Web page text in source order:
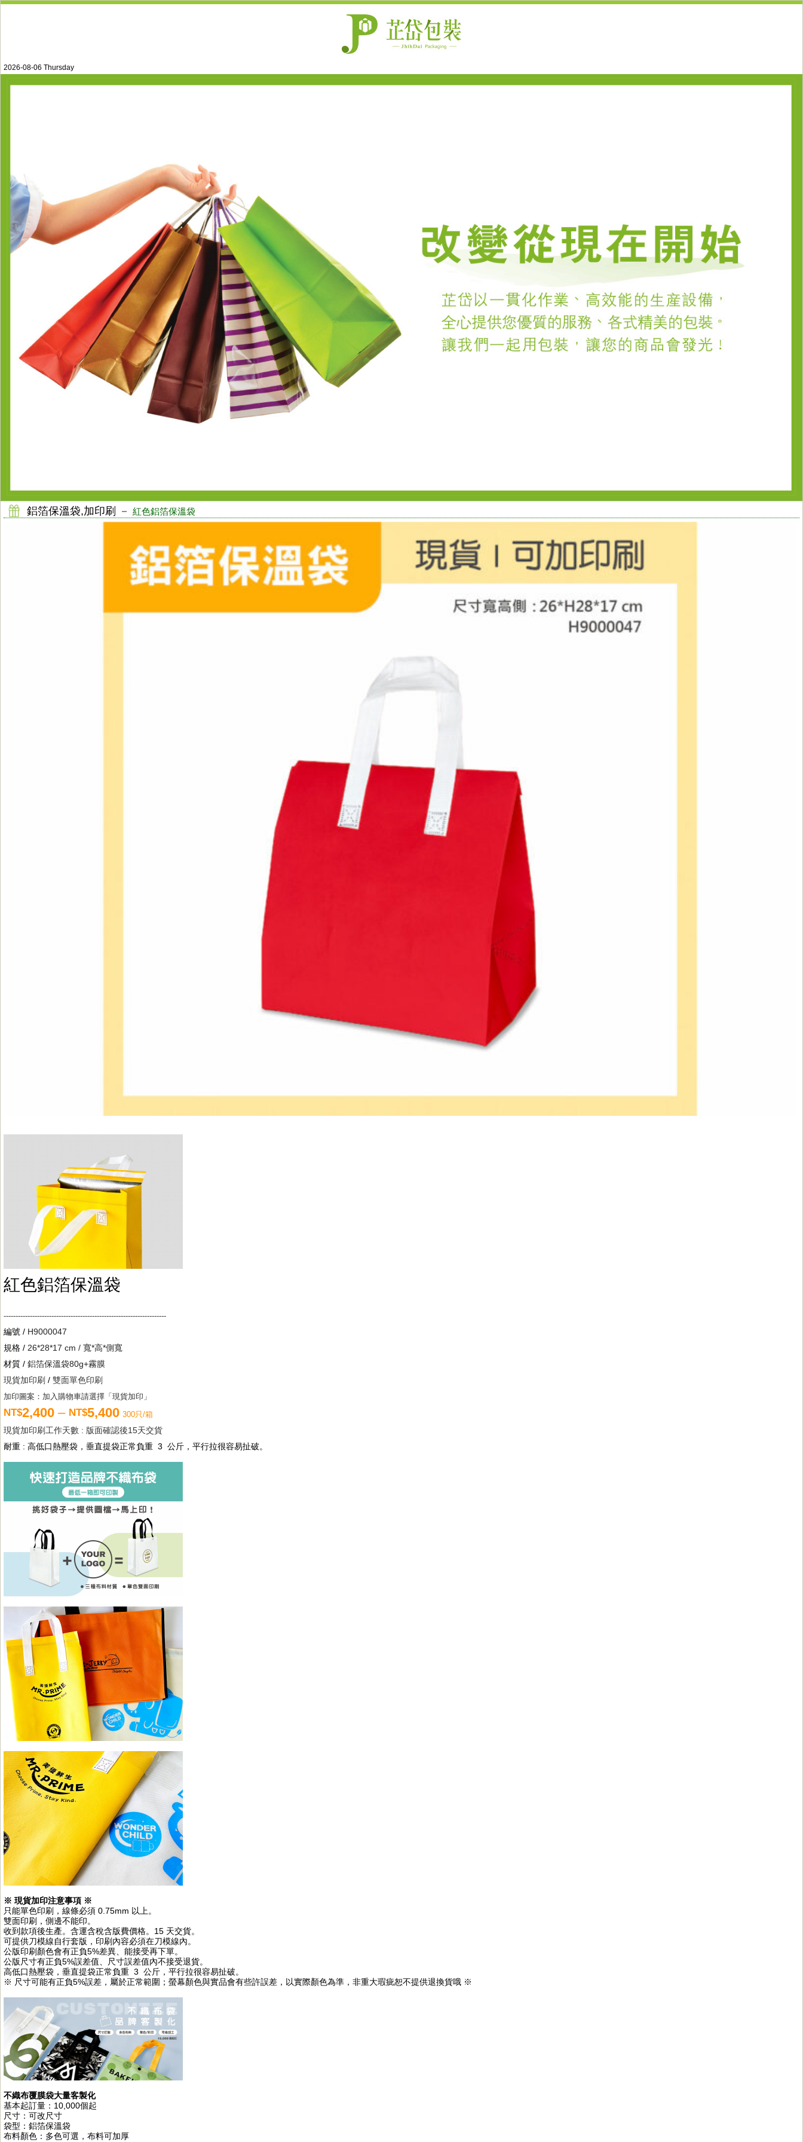
2026-08-06 Thursday
鋁箔保溫袋,加印刷 － 紅色鋁箔保溫袋
紅色鋁箔保溫袋
--------------------------------------------------------------------
編號 / H9000047
規格 / 26*28*17 cm / 寬*高*側寬
材質 / 鋁箔保溫袋80g+霧膜
現貨加印刷 / 雙面單色印刷
加印圖案：加入購物車請選擇「現貨加印」
NT$2,400 – NT$5,400 300只/箱
現貨加印刷工作天數 : 版面確認後15天交貨
耐重 : 高低口熱壓袋，垂直提袋正常負重 3 公斤，平行拉很容易扯破。
※ 現貨加印注意事項 ※
只能單色印刷，線條必須 0.75mm 以上。
雙面印刷，側邊不能印。
收到款項後生產。含運含稅含版費價格。15 天交貨。
可提供刀模線自行套版，印刷內容必須在刀模線內。
公版印刷顏色會有正負5%差異、能接受再下單。
公版尺寸有正負5%誤差值、尺寸誤差值內不接受退貨。
高低口熱壓袋，垂直提袋正常負重 3 公斤，平行拉很容易扯破。
※ 尺寸可能有正負5%誤差，屬於正常範圍；螢幕顏色與實品會有些許誤差，以實際顏色為準，非重大瑕疵恕不提供退換貨哦 ※
不織布覆膜袋大量客製化
基本起訂量：10,000個起
尺寸：可改尺寸
袋型：鋁箔保溫袋
布料顏色：多色可選，布料可加厚